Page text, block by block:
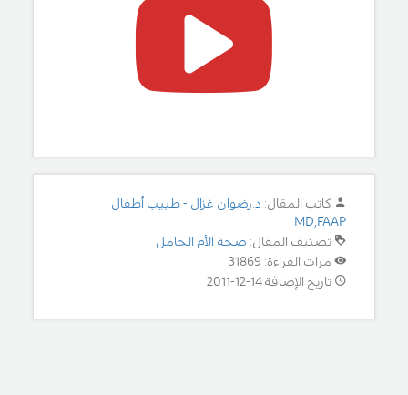
كاتب المقال: د.رضوان غزال - طبيب أطفال
MD,FAAP
تصنيف المقال: صحة الأم الحامل
مرات القراءة: 31869
تاريخ الإضافة 14-12-2011